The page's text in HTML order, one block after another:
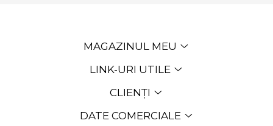
MAGAZINUL MEU
LINK-URI UTILE
CLIENȚI
DATE COMERCIALE